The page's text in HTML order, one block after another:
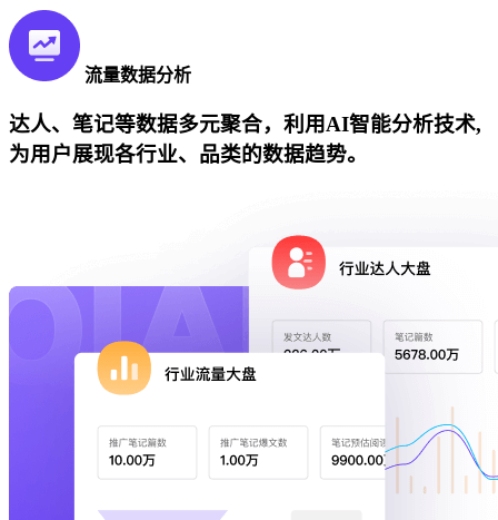
流量数据分析
达人、笔记等数据多元聚合，利用AI智能分析技术,
为用户展现各行业、品类的数据趋势。